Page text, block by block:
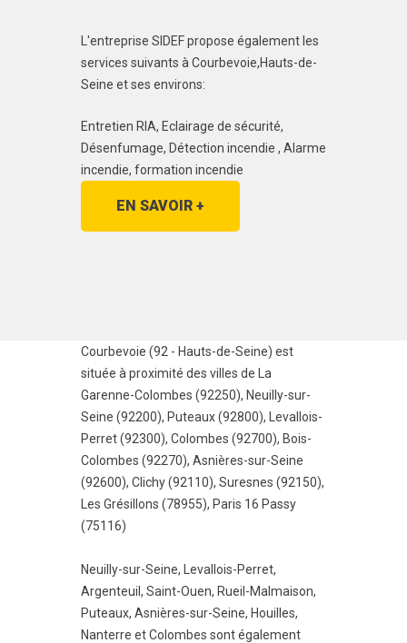
L'entreprise SIDEF propose également les
services suivants à Courbevoie,Hauts-de-
Seine et ses environs:
Entretien RIA, Eclairage de sécurité,
Désenfumage, Détection incendie , Alarme
incendie, formation incendie
EN SAVOIR +
Courbevoie (92 - Hauts-de-Seine) est
située à proximité des villes de
La
Garenne-Colombes (92250), Neuilly-sur-
Seine (92200), Puteaux (92800),
Levallois-
Perret (92300), Colombes (92700), Bois-
Colombes (92270), Asnières-sur-Seine
(92600), Clichy (92110), Suresnes (92150),
Les Grésillons (78955), Paris 16 Passy
(75116)
Neuilly-sur-Seine, Levallois-Perret,
Argenteuil , Saint-Ouen, Rueil-Malmaison,
Puteaux, Asnières-sur-Seine, Houilles,
Nanterre etColombes sont également